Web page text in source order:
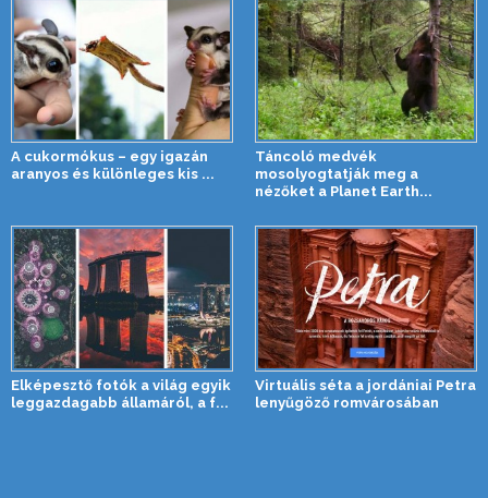
A cukormókus – egy igazán
aranyos és különleges kis ...
Táncoló medvék
mosolyogtatják meg a
nézőket a Planet Earth...
Elképesztő fotók a világ egyik
leggazdagabb államáról, a f...
Virtuális séta a jordániai Petra
lenyűgöző romvárosában